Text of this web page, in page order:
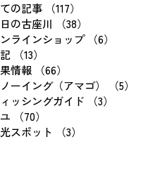
事
事
事
の記事 （117）
の古座川
（38）
ラインショップ
（6）
（13）
情報
（66）
ーイング（アマゴ）
（5）
ッシングガイド
（3）
（70）
スポット
（3）